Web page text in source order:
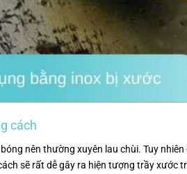
cách
nên thường xuyên lau chùi. Tuy
sẽ rất dễ gây ra hiện tượng trầy xước